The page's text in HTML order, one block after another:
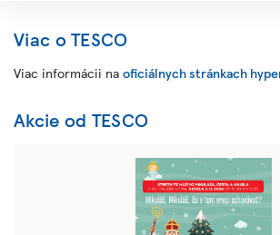
Viac o TESCO
Viac informácii na oficiálnych stránkach
Akcie od TESCO